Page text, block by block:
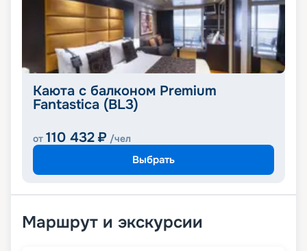
Каюта с балконом Premium
Fantastica (BL3)
от 110 432 ₽ /чел
Выбрать
Маршрут и экскурсии